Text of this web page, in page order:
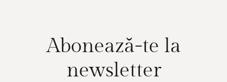
Abonează-te la
newsletter